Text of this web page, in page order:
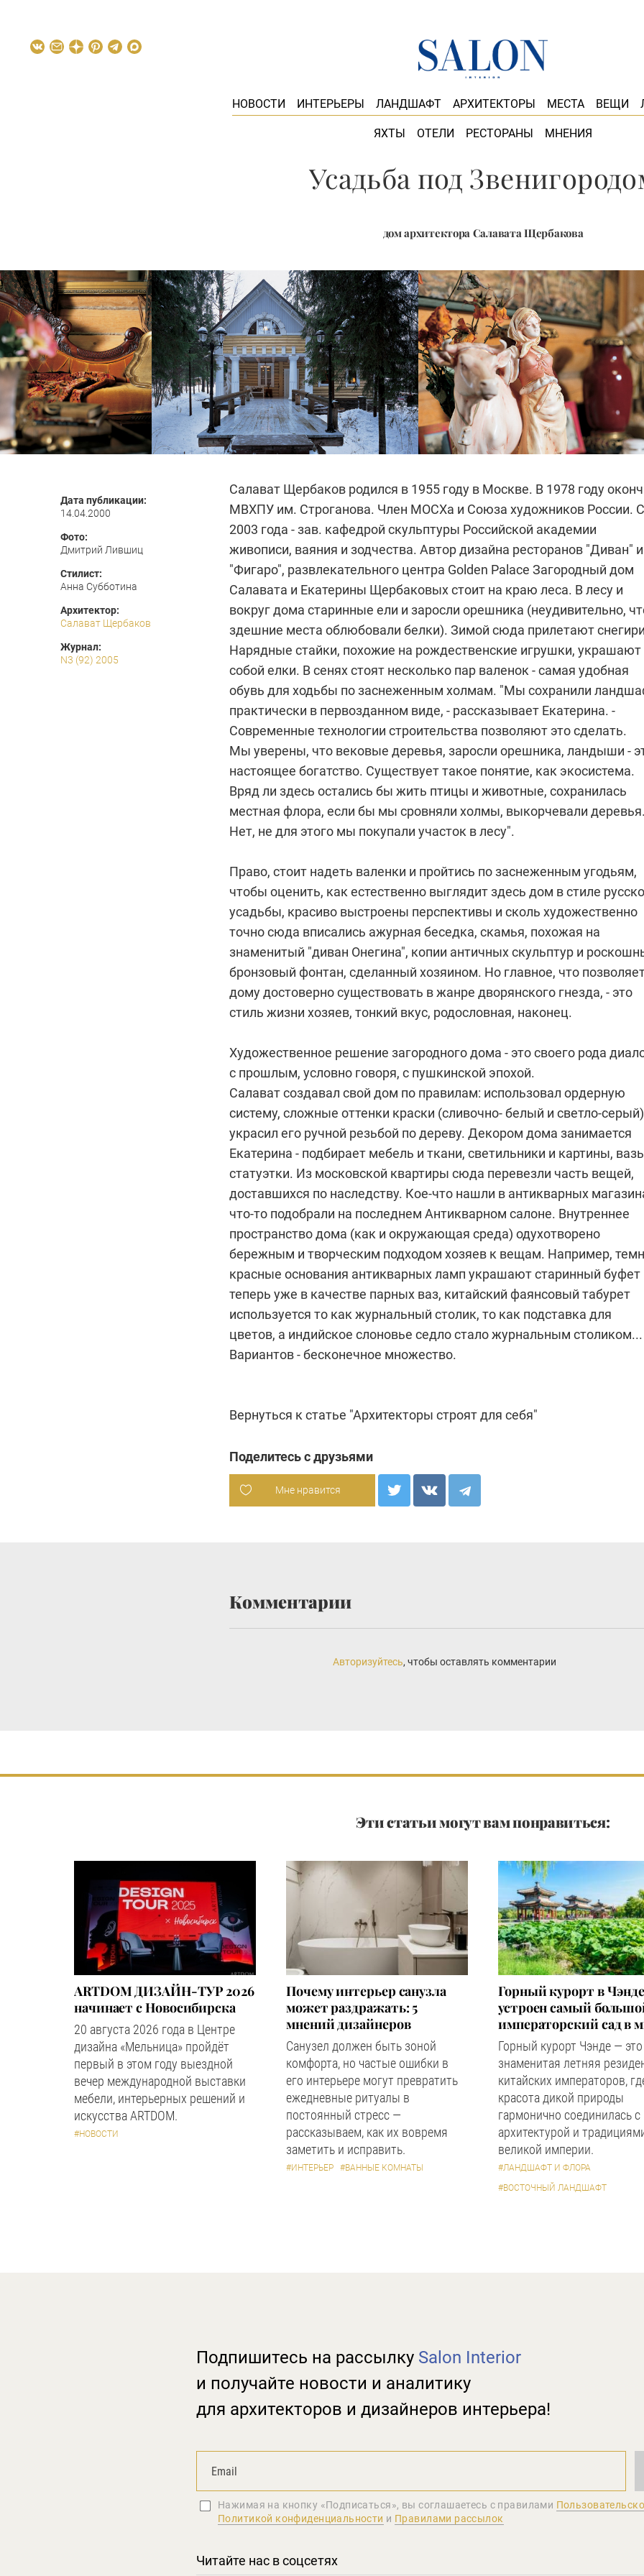
НОВОСТИ ИНТЕРЬЕРЫ ЛАНДШАФТ АРХИТЕКТОРЫ МЕСТА ВЕЩИ
ЯХТЫ ОТЕЛИ РЕСТОРАНЫ МНЕНИЯ
Усадьба под
дом архитектора Салавата Щербакова
Дата публикации:
14.04.2000
Фото:
Дмитрий Лившиц
Стилист:
Анна Субботина
Архитектор:
Салават Щербаков
Журнал:
N3 (92) 2005
Салават Щербаков родился в 1955 году в Москве. В 1978 году
МВХПУ им. Строганова. Член МОСХа и Союза художников России. С
2003 года - зав. кафедрой скульптуры Российской академии
живописи, ваяния и зодчества. Автор дизайна ресторанов "Диван" и
"Фигаро", развлекательного центра Golden Palace Загородный дом
Салавата и Екатерины Щербаковых стоит на краю леса. В лесу и
вокруг дома старинные ели и заросли орешника (неудивительно,
здешние места облюбовали белки). Зимой сюда прилетают
Нарядные стайки, похожие на рождественские игрушки, украшают
собой елки. В сенях стоят несколько пар валенок - самая удобная
обувь для ходьбы по заснеженным холмам. "Мы сохранили
практически в первозданном виде, - рассказывает Екатерина. -
Современные технологии строительства позволяют это сделать.
Мы уверены, что вековые деревья, заросли орешника, ландыши -
настоящее богатство. Существует такое понятие, как экосистема.
Вряд ли здесь остались бы жить птицы и животные, сохранилась
местная флора, если бы мы сровняли холмы, выкорчевали
Нет, не для этого мы покупали участок в лесу".
Право, стоит надеть валенки и пройтись по заснеженным угодьям,
чтобы оценить, как естественно выглядит здесь дом в стиле
усадьбы, красиво выстроены перспективы и сколь художественно
точно сюда вписались ажурная беседка, скамья, похожая на
знаменитый "диван Онегина", копии античных скульптур и
бронзовый фонтан, сделанный хозяином. Но главное, что
дому достоверно существовать в жанре дворянского гнезда, - это
стиль жизни хозяев, тонкий вкус, родословная, наконец.
Художественное решение загородного дома - это своего рода
с прошлым, условно говоря, с пушкинской эпохой.
Салават создавал свой дом по правилам: использовал ордерную
систему, сложные оттенки краски (сливочно- белый и светло-
украсил его ручной резьбой по дереву. Декором дома занимается
Екатерина - подбирает мебель и ткани, светильники и картины,
статуэтки. Из московской квартиры сюда перевезли часть вещей,
доставшихся по наследству. Кое-что нашли в антикварных
что-то подобрали на последнем Антикварном салоне. Внутреннее
пространство дома (как и окружающая среда) одухотворено
бережным и творческим подходом хозяев к вещам. Например,
красные основания антикварных ламп украшают старинный буфет
теперь уже в качестве парных ваз, китайский фаянсовый табурет
используется то как журнальный столик, то как подставка для
цветов, а индийское слоновье седло стало журнальным столиком...
Вариантов - бесконечное множество.
Вернуться к статье "Архитекторы строят для себя"
Поделитесь с друзьями
Мне нравится
Комментарии
Авторизуйтесь, чтобы оставлять комментарии
Эти статьи могут вам понравиться:
ARTDOM ДИЗАЙН-ТУР 2026
начинает с Новосибирска
20 августа 2026 года в Центре
дизайна «Мельница» пройдёт
первый в этом году выездной
вечер международной выставки
мебели, интерьерных решений и
искусства ARTDOM.
#НОВОСТИ
Почему интерьер санузла
может раздражать: 5
мнений дизайнеров
Санузел должен быть зоной
комфорта, но частые ошибки в
его интерьере могут превратить
ежедневные ритуалы в
постоянный стресс —
рассказываем, как их вовремя
заметить и исправить.
#ИНТЕРЬЕР #ВАННЫЕ КОМНАТЫ
Горный курорт в
устроен самый
императорский сад в
Горный курорт Чэнде — это
знаменитая летняя
китайских императоров,
красота дикой природы
гармонично соединилась с
архитектурой и
великой империи.
#ЛАНДШАФТ И ФЛОРА
#ВОСТОЧНЫЙ ЛАНДШАФТ
Подпишитесь на рассылку Salon Interior
и получайте новости и аналитику
для архитекторов и дизайнеров интерьера!
Нажимая на кнопку «Подписаться», вы соглашаетеcь с правилами
Политикой конфиденциальности и Правилами рассылок
Читайте нас в соцсетях